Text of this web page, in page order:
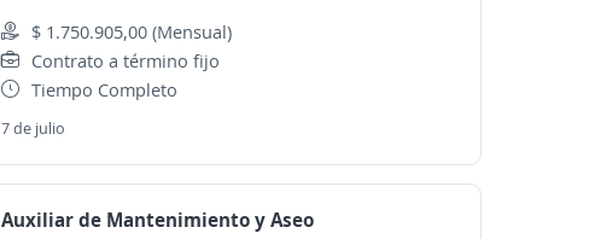
$ 1.750.905,00 (Mensual)
Contrato a término fijo
Tiempo Completo
7 de julio
Auxiliar de Mantenimiento y Aseo